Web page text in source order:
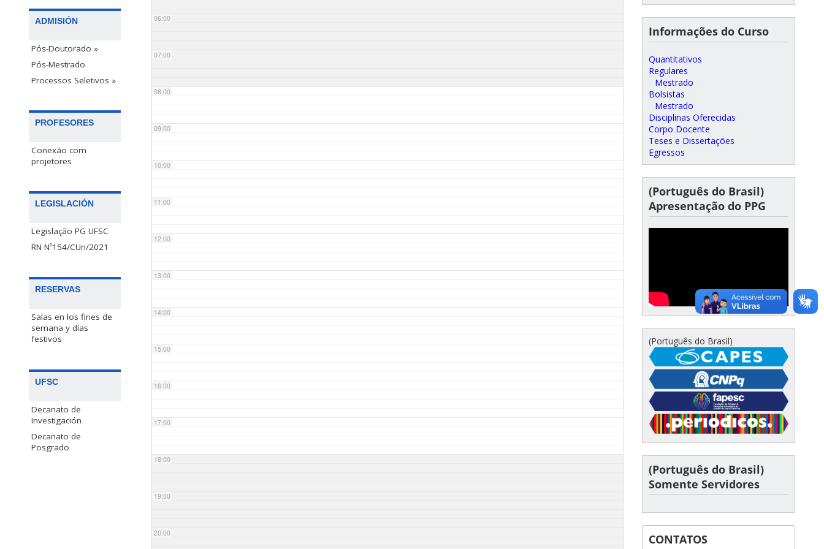
ADMISIÓN
Pós-Doutorado »
Pós-Mestrado
Processos Seletivos »
PROFESORES
Conexão com
projetores
LEGISLACIÓN
Legislação PG UFSC
RN Nº154/CUn/2021
RESERVAS
Salas en los fines de
semana y días
festivos
UFSC
Decanato de
Investigación
Decanato de
Posgrado
06:00
07:00
08:00
09:00
10:00
11:00
12:00
13:00
14:00
15:00
16:00
17:00
18:00
19:00
20:00
Informações do Curso
Quantitativos
Regulares
Mestrado
Bolsistas
Mestrado
Disciplinas Oferecidas
Corpo Docente
Teses e Dissertações
Egressos
(Português do Brasil)
Apresentação do PPG
(Português do Brasil)
(Português do Brasil)
Somente Servidores
CONTATOS